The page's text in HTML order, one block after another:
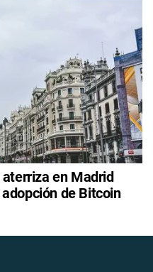
en Madrid
de Bitcoin